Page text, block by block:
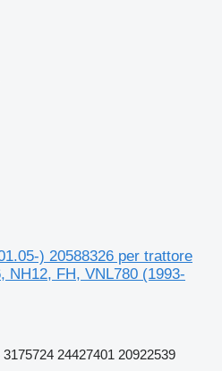
) 20588326 per trattore
NH12, FH, VNL780 (1993-
24427401 20922539